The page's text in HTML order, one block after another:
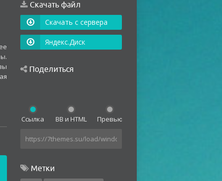
Скачать файл
Скачать с сервера
Яндекс.Диск
Поделиться
Ссылка BB и HTML Превью
Метки